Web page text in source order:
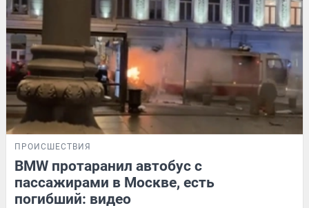
ПРОИСШЕСТВИЯ
BMW протаранил автобус с
пассажирами в Москве, есть
погибший: видео